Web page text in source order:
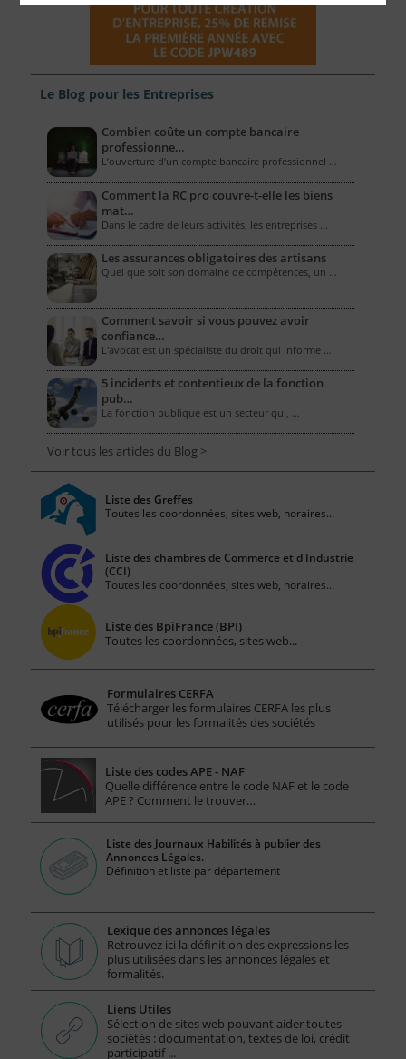
Le Blog pour les Entreprises
Combien coûte un compte bancaire
professionne…
L’ouverture d’un compte bancaire professionnel …
Comment la RC pro couvre-t-elle les biens
mat…
Dans le cadre de leurs activités, les entreprises …
Les assurances obligatoires des artisans
Quel que soit son domaine de compétences, un …
Comment savoir si vous pouvez avoir
confiance…
L'avocat est un spécialiste du droit qui informe …
5 incidents et contentieux de la fonction
pub…
La fonction publique est un secteur qui, …
Voir tous les articles du Blog >
Liste des Greffes
Toutes les coordonnées, sites web, horaires...
Liste des chambres de Commerce et d'Industrie
(CCI)
Toutes les coordonnées, sites web, horaires...
Liste des BpiFrance (BPI)
Toutes les coordonnées, sites web...
Formulaires CERFA
Télécharger les formulaires CERFA les plus
utilisés pour les formalités des sociétés
Liste des codes APE - NAF
Quelle différence entre le code NAF et le code
APE ? Comment le trouver…
Liste des Journaux Habilités à publier des
Annonces Légales.
Définition et liste par département
Lexique des annonces légales
Retrouvez ici la définition des expressions les
plus utilisées dans les annonces légales et
formalités.
Liens Utiles
Sélection de sites web pouvant aider toutes
sociétés : documentation, textes de loi, crédit
participatif ...